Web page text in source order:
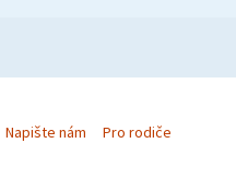
Napište nám Pro rodiče